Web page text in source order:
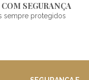
SEGURANÇA
sempre protegidos